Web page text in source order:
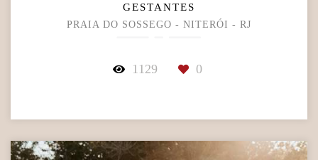
GESTANTES
PRAIA DO SOSSEGO - NITERÓI - RJ
1129 0